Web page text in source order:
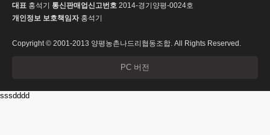
대표 홍석기 통신판매업신고번호 2014-경기양평-0024호
개인정보 보호책임자홍석기
Copyright © 2001-2013 양평농촌나드리협동조합. All Rights Reserved.
PC 버전
sssdddd